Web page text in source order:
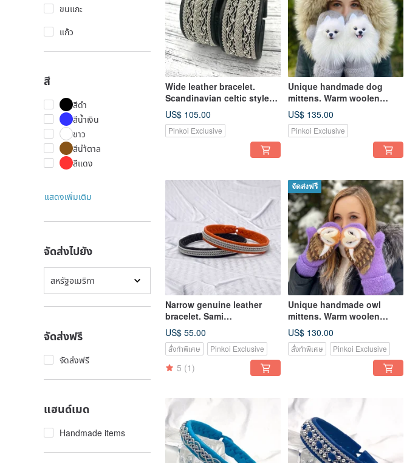
ขนแกะ
แก้ว
สี
สีดำ
สีน้ำเงิน
ขาว
สีนำ้ตาล
สีแดง
แสดงเพิ่มเติม
จัดส่งไปยัง
สหรัฐอเมริกา
จัดส่งฟรี
จัดส่งฟรี
แฮนด์เมด
Handmade items
Wide leather bracelet.
Scandinavian celtic style
jewelry. Black bracelet
women.
US$ 105.00
Pinkoi Exclusive
Unique handmade dog
mittens. Warm woolen
women's mittens with
pomeranian
US$ 135.00
Pinkoi Exclusive
Narrow genuine leather
bracelet. Sami
Scandinavian jewelry
US$ 55.00
สั่งทำพิเศษ Pinkoi Exclusive
5 (1)
จัดส่งฟรี
Unique handmade owl
mittens. Warm woolen
women's mittens with owls.
Scandicraft
US$ 130.00
สั่งทำพิเศษ Pinkoi Exclusive